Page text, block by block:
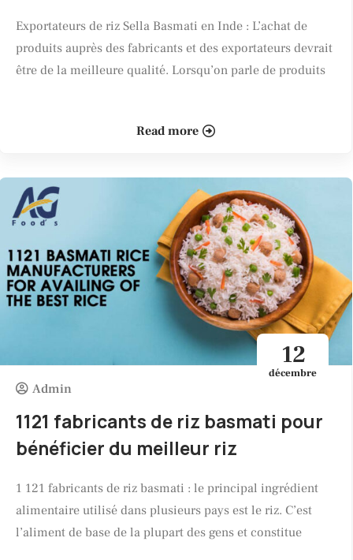
Exportateurs de riz Sella Basmati en Inde : L’achat de
produits auprès des fabricants et des exportateurs devrait
être de la meilleure qualité. Lorsqu’on parle de produits
Read more
12
décembre
Admin
1121 fabricants de riz basmati pour
bénéficier du meilleur riz
1 121 fabricants de riz basmati : le principal ingrédient
alimentaire utilisé dans plusieurs pays est le riz. C’est
l’aliment de base de la plupart des gens et constitue